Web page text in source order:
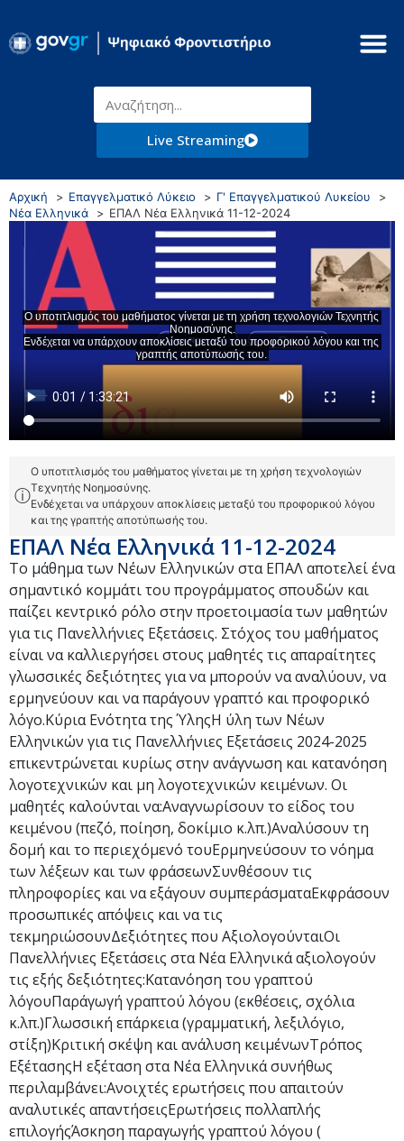
Live Streaming
Αρχική Επαγγελματικό Λύκειο
Γ' Επαγγελματικού Λυκείου
Νέα Ελληνικά
ΕΠΑΛ Νέα Ελληνικά 11-12-2024
ⓘ
Ο υποτιτλισμός του μαθήματος γίνεται με τη χρήση τεχνολογιών
Τεχνητής Νοημοσύνης.
Ενδέχεται να υπάρχουν αποκλίσεις μεταξύ του προφορικού λόγου
και της γραπτής αποτύπωσής του.
ΕΠΑΛ Νέα Ελληνικά 11-12-2024
Το μάθημα των Νέων Ελληνικών στα ΕΠΑΛ αποτελεί ένα
σημαντικό κομμάτι του προγράμματος σπουδών και
παίζει κεντρικό ρόλο στην προετοιμασία των μαθητών
για τις Πανελλήνιες Εξετάσεις. Στόχος του μαθήματος
είναι να καλλιεργήσει στους μαθητές τις απαραίτητες
γλωσσικές δεξιότητες για να μπορούν να αναλύουν, να
ερμηνεύουν και να παράγουν γραπτό και προφορικό
λόγο.Κύρια Ενότητα της ΎληςΗ ύλη των Νέων
Ελληνικών για τις Πανελλήνιες Εξετάσεις 2024-2025
επικεντρώνεται κυρίως στην ανάγνωση και κατανόηση
λογοτεχνικών και μη λογοτεχνικών κειμένων. Οι
μαθητές καλούνται να:Αναγνωρίσουν το είδος του
κειμένου (πεζό, ποίηση, δοκίμιο κ.λπ.)Αναλύσουν τη
δομή και το περιεχόμενό τουΕρμηνεύσουν το νόημα
των λέξεων και των φράσεωνΣυνθέσουν τις
πληροφορίες και να εξάγουν συμπεράσματαΕκφράσουν
προσωπικές απόψεις και να τις
τεκμηριώσουνΔεξιότητες που ΑξιολογούνταιΟι
Πανελλήνιες Εξετάσεις στα Νέα Ελληνικά αξιολογούν
τις εξής δεξιότητες:Κατανόηση του γραπτού
λόγουΠαράγωγή γραπτού λόγου (εκθέσεις, σχόλια
κ.λπ.)Γλωσσική επάρκεια (γραμματική, λεξιλόγιο,
στίξη)Κριτική σκέψη και ανάλυση κειμένωνΤρόπος
ΕξέτασηςΗ εξέταση στα Νέα Ελληνικά συνήθως
περιλαμβάνει:Ανοιχτές ερωτήσεις που απαιτούν
αναλυτικές απαντήσειςΕρωτήσεις πολλαπλής
επιλογήςΆσκηση παραγωγής γραπτού λόγου (